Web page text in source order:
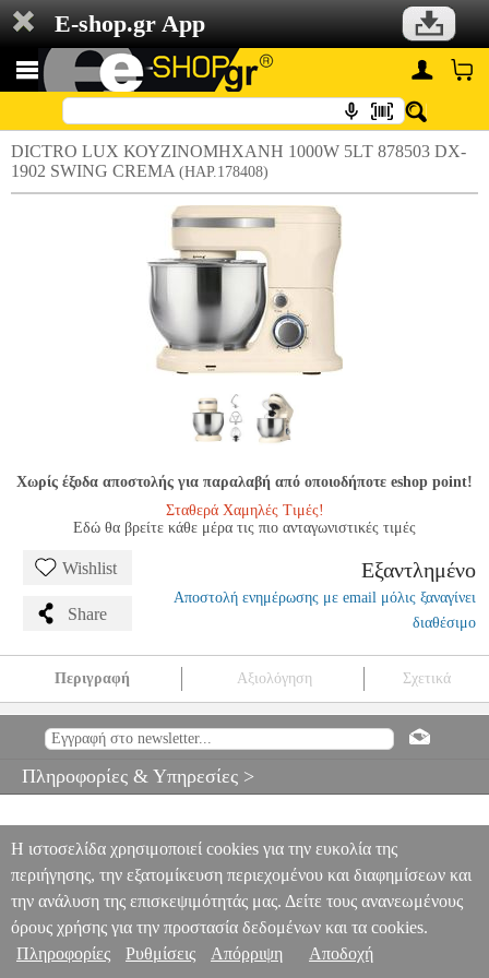
E-shop.gr App
DICTRO LUX ΚΟΥΖΙΝΟΜΗΧΑΝΗ 1000W 5LT 878503 DX-
1902 SWING CREMA (HAP.178408)
Χωρίς έξοδα αποστολής για παραλαβή από οποιοδήποτε eshop point!
Σταθερά Χαμηλές Τιμές!
Εδώ θα βρείτε κάθε μέρα τις πιο ανταγωνιστικές τιμές
Wishlist
Share
Εξαντλημένο
Αποστολή ενημέρωσης με email μόλις ξαναγίνει
διαθέσιμο
Περιγραφή Αξιολόγηση Σχετικά
1902 SWING CREMA HAP.178408
DICTRO LUX
ΚΟΥΖΙΝΟΜΗΧΑΝΗ 1000W 5LT 878503 DX-1902 SWING
0
Πληροφορίες & Υπηρεσίες >
Η ιστοσελίδα χρησιμοποιεί cookies για την ευκολία της
περιήγησης, την εξατομίκευση περιεχομένου και διαφημίσεων και
την ανάλυση της επισκεψιμότητάς μας. Δείτε τους ανανεωμένους
όρους χρήσης για την προστασία δεδομένων και τα cookies.
Πληροφορίες
Ρυθμίσεις Απόρριψη Αποδοχή